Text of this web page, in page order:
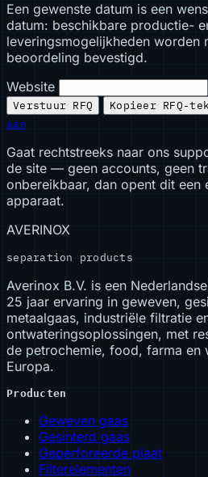
Een gewenste datum is een
datum: beschikbare productie-
leveringsmogelijkheden worden
beoordeling bevestigd.
Website
Verstuur RFQ Kopieer RFQ-
aan
Gaat rechtstreeks naar ons
de site — geen accounts, geen
onbereikbaar, dan opent dit een
apparaat.
AVERINOX
separation products
Averinox B.V. is een
25 jaar ervaring in geweven,
metaalgaas, industriële filtratie
ontwateringsoplossingen, met
de petrochemie, food, farma en
Europa.
Producten
Geweven gaas
Gesinterd gaas
Geperforeerde plaat
Filterelementen